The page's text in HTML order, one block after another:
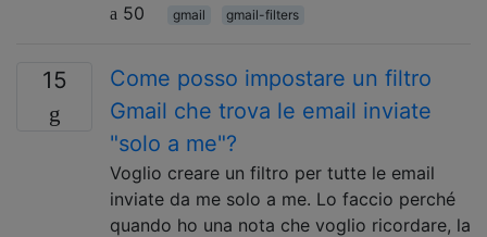
50
gmail gmail-filters
15
Come posso impostare un filtro
Gmail che trova le email inviate
"solo a me"?
Voglio creare un filtro per tutte le email
inviate da me solo a me. Lo faccio perché
quando ho una nota che voglio ricordare, la